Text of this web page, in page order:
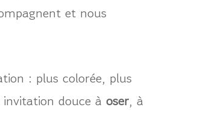
et nous
: plus colorée, plus
douce à oser, à